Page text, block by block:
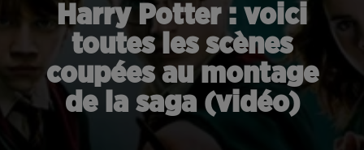
Harry Potter : voici
toutes les scènes
coupées au montage
de la saga (vidéo)